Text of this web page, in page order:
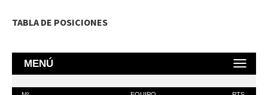
TABLA DE POSICIONES